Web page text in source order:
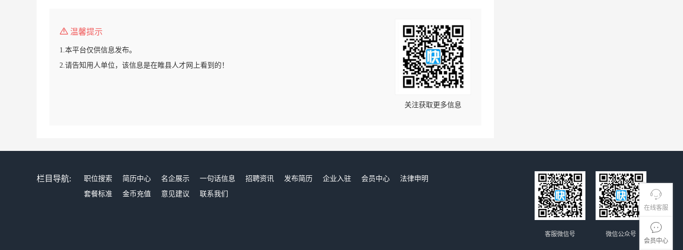
在线客服
会员中心
温馨提示
1.本平台仅供信息发布。
2.请告知用人单位，该信息是在睢县人才网上看到的！
关注获取更多信息
栏目导航: 职位搜索 简历中心 名企展示 一句话信息 招聘资讯 发布简历 企业入驻 会员中心
法律申明
套餐标准
金币充值 意见建议 联系我们
微信公众号
客服微信号